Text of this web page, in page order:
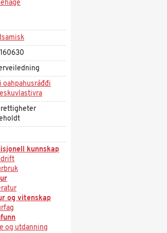
oahpahusráđđi
kunnskap
og vitenskap
og utdanning